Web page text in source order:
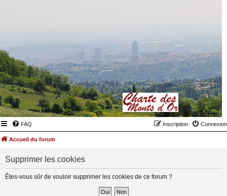
FAQ Connexion
Inscription
Accueil du forum
Supprimer les cookies
Êtes-vous sûr de vouloir supprimer les cookies de ce forum ?